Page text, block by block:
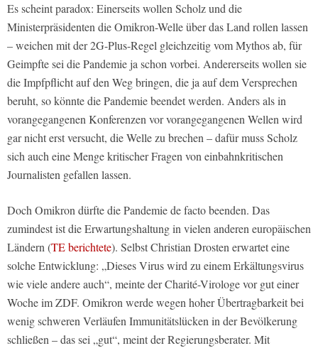
Es scheint paradox: Einerseits wollen Scholz und die
Ministerpräsidenten die Omikron-Welle über das Land rollen lassen
– weichen mit der 2G-Plus-Regel gleichzeitig vom Mythos ab, für
Geimpfte sei die Pandemie ja schon vorbei. Andererseits wollen sie
die Impfpflicht auf den Weg bringen, die ja auf dem Versprechen
beruht, so könnte die Pandemie beendet werden. Anders als in
vorangegangenen Konferenzen vor vorangegangenen Wellen wird
gar nicht erst versucht, die Welle zu brechen – dafür muss Scholz
sich auch eine Menge kritischer Fragen von einbahnkritischen
Journalisten gefallen lassen.
Doch Omikron dürfte die Pandemie de facto beenden. Das
zumindest ist die Erwartungshaltung in vielen anderen europäischen
Ländern (TE berichtete). Selbst Christian Drosten erwartet eine
solche Entwicklung: „Dieses Virus wird zu einem Erkältungsvirus
wie viele andere auch“, meinte der Charité-Virologe vor gut einer
Woche im ZDF. Omikron werde wegen hoher Übertragbarkeit bei
wenig schweren Verläufen Immunitätslücken in der Bevölkerung
schließen – das sei „gut“, meint der Regierungsberater. Mit